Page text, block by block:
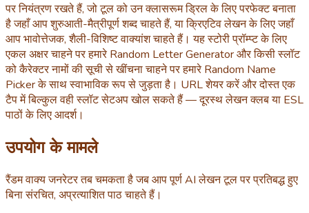
पर नियंत्रण रखते हैं, जो टूल को उन क्लासरूम ड्रिल के लिए परफेक्ट बनाता
है जहाँ आप शुरुआती-मैत्रीपूर्ण शब्द चाहते हैं, या क्रिएटिव लेखन के लिए जहाँ
आप भावोत्तेजक, शैली-विशिष्ट वाक्यांश चाहते हैं। यह स्टोरी प्रॉम्प्ट के लिए
एकल अक्षर चाहने पर हमारे Random Letter Generator और किसी स्लॉट
को कैरेक्टर नामों की सूची से खींचना चाहने पर हमारे Random Name
Picker के साथ स्वाभाविक रूप से जुड़ता है। URL शेयर करें और दोस्त एक
टैप में बिल्कुल वही स्लॉट सेटअप खोल सकते हैं — दूरस्थ लेखन क्लब या ESL
पाठों के लिए आदर्श।
उपयोग के मामले
रैंडम वाक्य जनरेटर तब चमकता है जब आप पूर्ण AI लेखन टूल पर प्रतिबद्ध हुए
बिना संरचित, अप्रत्याशित पाठ चाहते हैं।